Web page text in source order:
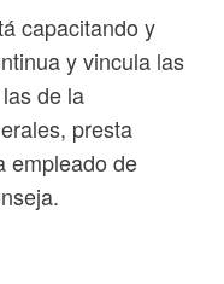
capacitando y
y vincula las
de la
presta
empleado de